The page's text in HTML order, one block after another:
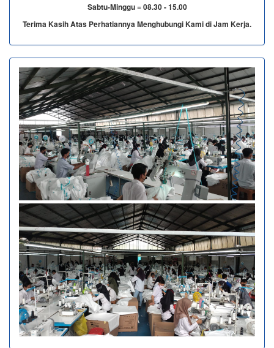
Sabtu-Minggu = 08.30 - 15.00
Terima Kasih Atas Perhatiannya Menghubungi Kami di Jam Kerja.